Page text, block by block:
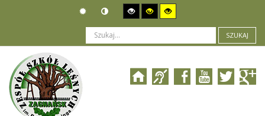
SZUKAJ
Jesteś tutaj: Warunki korzystania z serwisu